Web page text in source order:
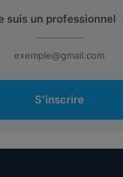
S'inscrire